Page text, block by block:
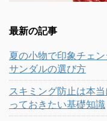
最新の記事
夏の小物で印象チェ
サンダルの選び方
スキミング防止は本
っておきたい基礎知識